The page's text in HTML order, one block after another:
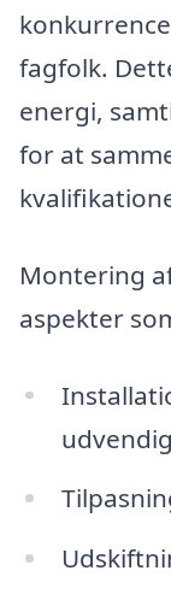
fagfolk.
energi,
for at
Montering
aspekter